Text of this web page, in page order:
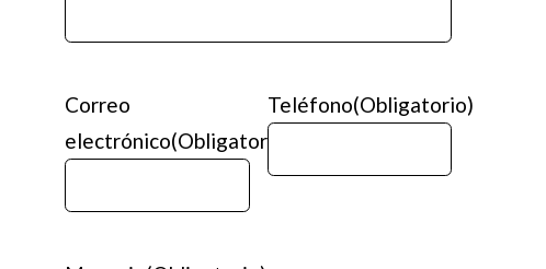
Correo
electrónico(Obligatorio)
Teléfono(Obligatorio)